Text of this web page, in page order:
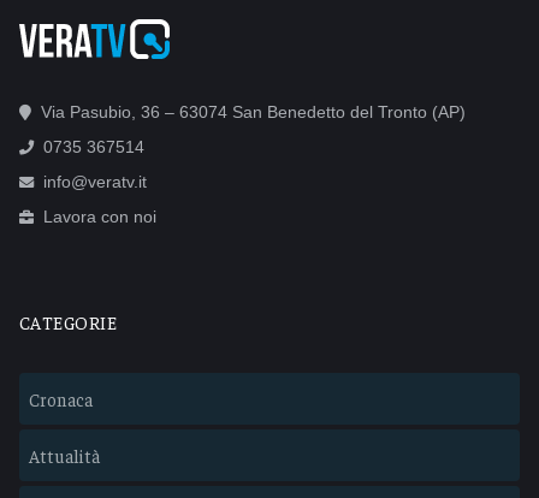
Via Pasubio, 36 – 63074 San Benedetto del Tronto (AP)
0735 367514
info@veratv.it
Lavora con noi
CATEGORIE
Cronaca
Attualità